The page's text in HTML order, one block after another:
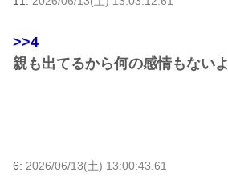
>>4
親も出てるから何の感情もないよ
6: 2026/06/13(土) 13:00:43.61